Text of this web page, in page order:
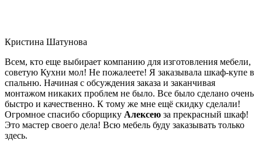
Кристина Шатунова
Всем, кто еще выбирает компанию для изготовления мебели,
советую Кухни мол! Не пожалеете! Я заказывала шкаф-купе в
спальню. Начиная с обсуждения заказа и заканчивая
монтажом никаких проблем не было. Все было сделано очень
быстро и качественно. К тому же мне ещё скидку сделали!
Огромное спасибо сборщику Алексею за прекрасный шкаф!
Это мастер своего дела! Всю мебель буду заказывать только
здесь.